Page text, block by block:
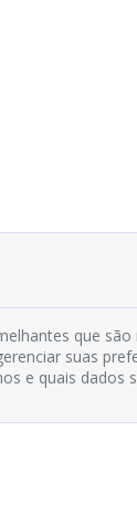
que
suas
e quais dados